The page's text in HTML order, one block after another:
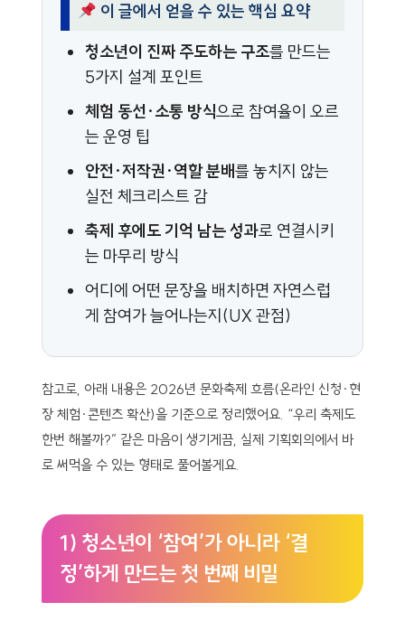
이 글에서 얻을 수 있는 핵심 요약
청소년이 진짜 주도하는 구조를 만드는
5가지 설계 포인트
체험 동선·소통 방식으로 참여율이 오르
는 운영 팁
안전·저작권·역할 분배를 놓치지 않는
실전 체크리스트 감
축제 후에도 기억 남는 성과로 연결시키
는 마무리 방식
어디에 어떤 문장을 배치하면 자연스럽
게 참여가 늘어나는지(UX 관점)
참고로, 아래 내용은 2026년 문화축제 흐름(온라인 신청·현
장 체험·콘텐츠 확산)을 기준으로 정리했어요. “우리 축제도
한번 해볼까?” 같은 마음이 생기게끔, 실제 기획회의에서 바
로 써먹을 수 있는 형태로 풀어볼게요.
1) 청소년이 ‘참여’가 아니라 ‘결
정’하게 만드는 첫 번째 비밀